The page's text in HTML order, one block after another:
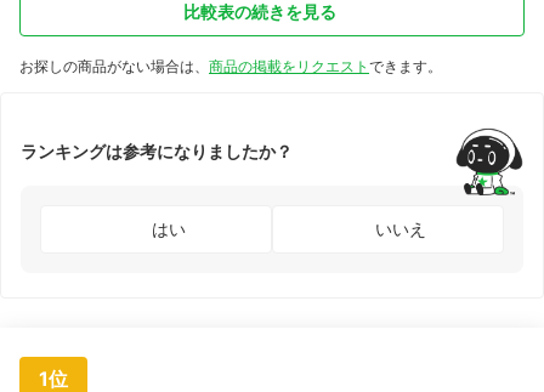
比較表の続きを見る
お探しの商品がない場合は、 商品の掲載をリクエスト できます。
ランキングは参考になりましたか？
はい いいえ
1位